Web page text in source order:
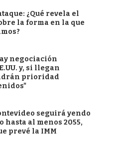
¿Qué revela el
la forma en la que
negociación
y, si llegan
prioridad
seguirá yendo
hasta al menos 2055,
prevé la IMM